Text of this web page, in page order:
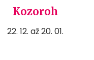
Kozoroh
22. 12. až 20. 01.